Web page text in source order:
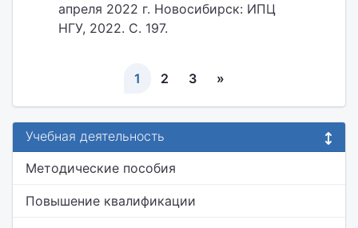
апреля 2022 г. Новосибирск: ИПЦ
НГУ, 2022. С. 197.
1 2 3 »
Учебная деятельность
Методические пособия
Повышение квалификации